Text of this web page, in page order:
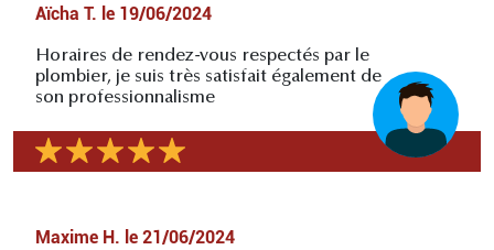
Aïcha T. le 19/06/2024
Horaires de rendez-vous respectés par le
plombier, je suis très satisfait également de
son professionnalisme
Maxime H. le 21/06/2024